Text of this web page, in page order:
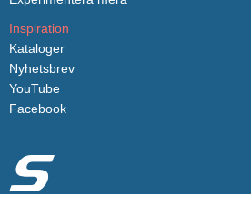
Inspiration
Kataloger
Nyhetsbrev
YouTube
Facebook